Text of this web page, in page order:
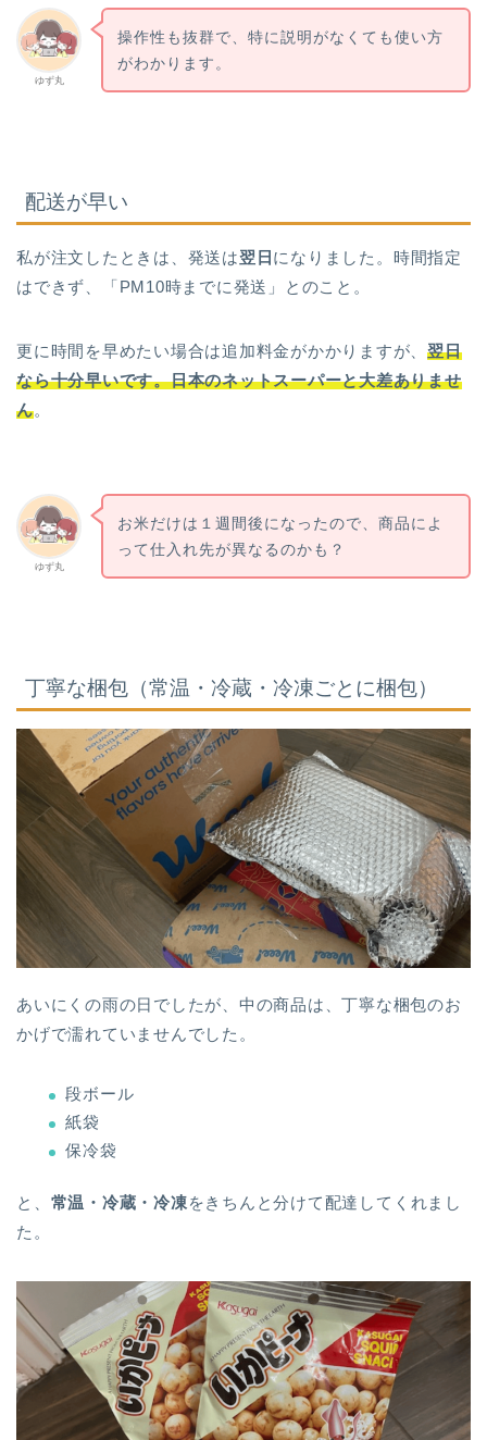
ゆず丸
操作性も抜群で、特に説明がなくても使い方
がわかります。
配送が早い
私が注文したときは、発送は翌日 になりました。時間指定
はできず、「PM10時までに発送」とのこと。
更に時間を早めたい場合は追加料金がかかりますが、翌日
なら十分早いです。日本のネットスーパーと大差ありませ
ん。
ゆず丸
お米だけは１週間後になったので、商品によ
って仕入れ先が異なるのかも？
丁寧な梱包（常温・冷蔵・冷凍ごとに梱包）
あいにくの雨の日でしたが、中の商品は、丁寧な梱包のお
かげで濡れていませんでした。
段ボール
紙袋
保冷袋
と、 常温・冷蔵・冷凍をきちんと分けて配達してくれまし
た。